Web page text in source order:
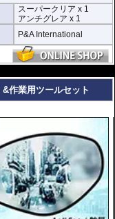
:
耐摩耗性が非常に高く、
ィルム。貼り付けてしまう
、フィルムの存在がほとん
ります。
マット仕上げが施され、太
読み取りやすくします。も
ても有効です。
:
泡の混入を防ぎ、きれいに
ほどで自然に気泡が消える
ありません。フィルムを剥
スーパークリア x 1
アンチグレア x 1
P&A International
作業用ツールセット